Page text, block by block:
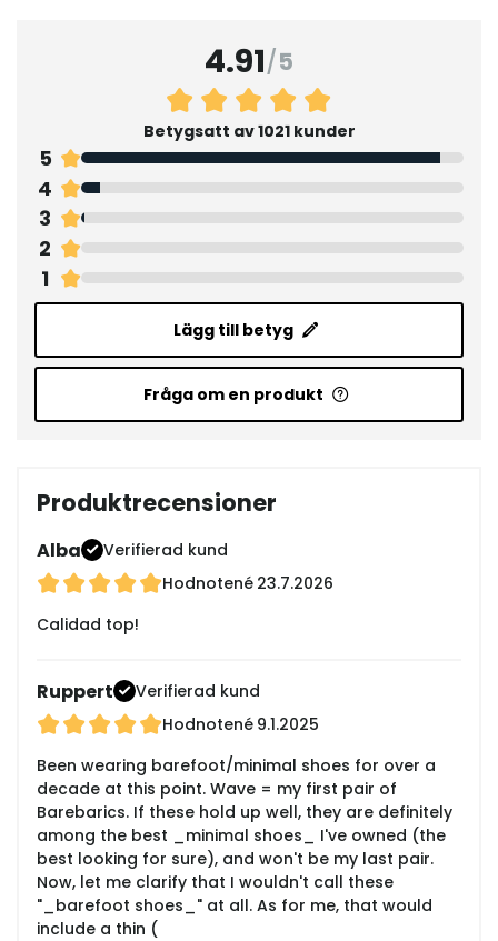
4.91/5
Betygsatt av 1021 kunder
5
4
3
2
1
Lägg till betyg
Fråga om en produkt
Produktrecensioner
Alba
Verifierad kund
Hodnotené 23.7.2026
Calidad top!
Ruppert
Verifierad kund
Hodnotené 9.1.2025
Been wearing barefoot/minimal shoes for over a
decade at this point. Wave = my first pair of
Barebarics. If these hold up well, they are definitely
among the best _minimal shoes_ I've owned (the
best looking for sure), and won't be my last pair.
Now, let me clarify that I wouldn't call these
"_barefoot shoes_" at all. As for me, that would
include a thin (